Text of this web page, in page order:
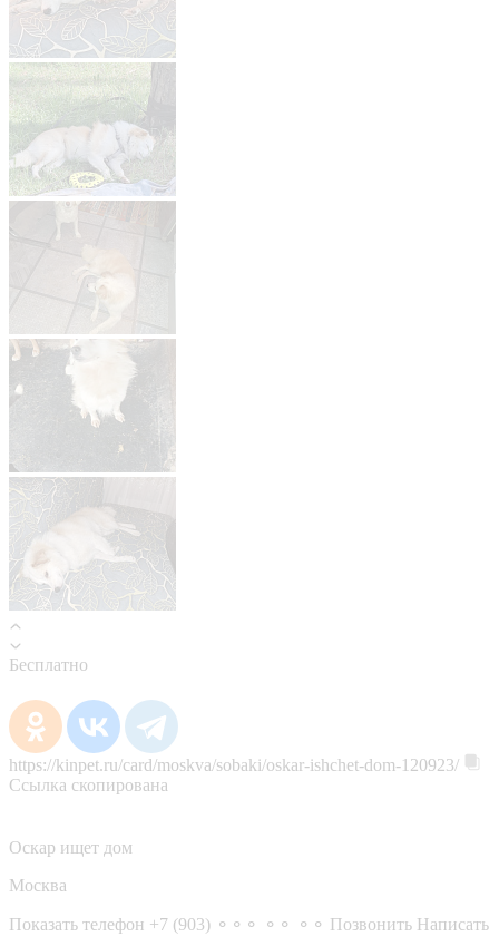
Бесплатно
https://kinpet.ru/card/moskva/sobaki/oskar-ishchet-dom-120923/
Ссылка скопирована
Оскар ищет дом
Москва
Показать телефон +7 (903) ⚬⚬⚬ ⚬⚬ ⚬⚬ Позвонить Написать